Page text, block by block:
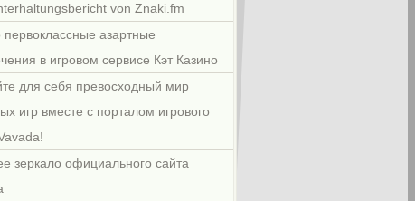
von Znaki.fm
первоклассные азартные
в игровом сервисе Кэт Казино
для себя превосходный мир
игр вместе с порталом игрового
зеркало официального сайта